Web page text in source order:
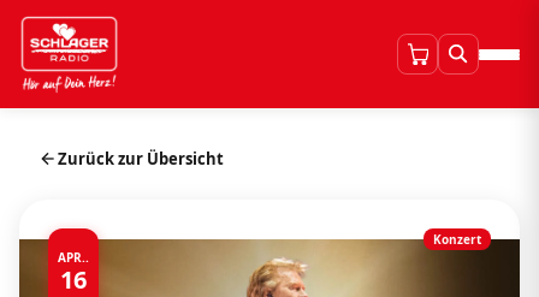
Zurück zur Übersicht
APR..
16
Konzert